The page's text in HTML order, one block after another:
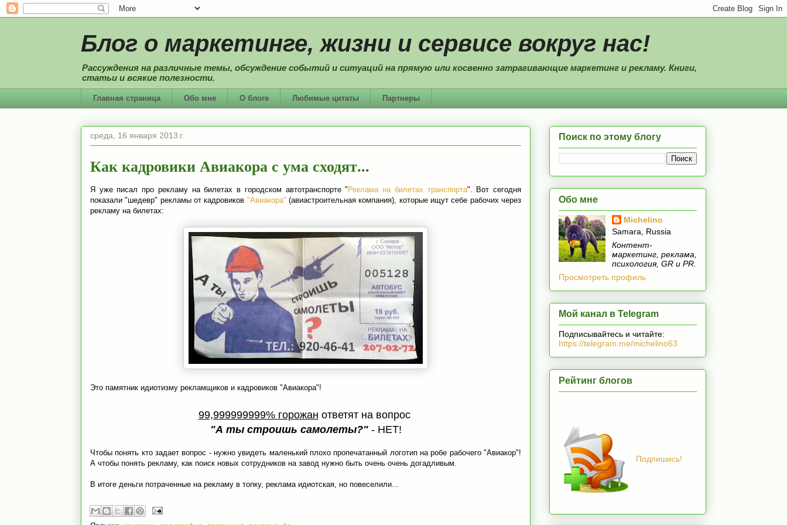
Блог о маркетинге, жизни и сервисе вокруг нас!
Рассуждения на различные темы, обсуждение событий и ситуаций на прямую или косвенно затрагивающие маркетинг и рекламу. Книги,
статьи и всякие полезности.
Главная страница Обо мне О блоге Любимые цитаты Партнеры
среда, 16 января 2013 г.
Как кадровики Авиакора с ума сходят...
Я уже писал про рекламу на билетах в городском автотранспорте "Реклама на билетах транспорта". Вот сегодня
показали "шедевр" рекламы от кадровиков "Авиакора" (авиастроительная компания), которые ищут себе рабочих через
рекламу на билетах:
Это памятник идиотизму рекламщиков и кадровиков "Авиакора"!
99,999999999% горожан ответят на вопрос
"А ты строишь самолеты?"- НЕТ!
Чтобы понять кто задает вопрос - нужно увидеть маленький плохо пропечатанный логотип на робе рабочего "Авиакор"!
А чтобы понять рекламу, как поиск новых сотрудников на завод нужно быть очень очень догадливым.
В итоге деньги потраченные на рекламу в топку, реклама идиотская, но повеселили...
Поиск по этому блогу
Обо мне
Michelino
Samara, Russia
Контент-
маркетинг, реклама,
психология, GR и PR.
Просмотреть профиль
Мой канал в Telegram
Подписывайтесь и читайте:
https://telegram.me/michelino63
Рейтинг блогов
Подпишись!